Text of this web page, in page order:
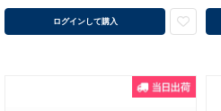
ログインして購入